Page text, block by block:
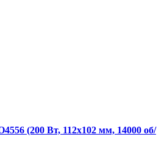
(200 Вт, 112х102 мм, 14000 об/